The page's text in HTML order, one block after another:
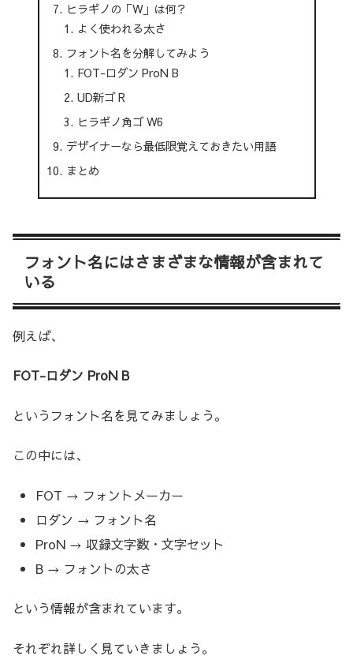
ヒラギノの「W」は何？
よく使われる太さ
フォント名を分解してみよう
FOT-ロダン ProN B
UD新ゴ R
ヒラギノ角ゴ W6
デザイナーなら最低限覚えておきたい用語
まとめ
フォント名にはさまざまな情報が含まれて
いる
例えば、
FOT-ロダン ProN B
というフォント名を見てみましょう。
この中には、
FOT → フォントメーカー
ロダン → フォント名
ProN → 収録文字数・文字セット
B → フォントの太さ
という情報が含まれています。
それぞれ詳しく見ていきましょう。